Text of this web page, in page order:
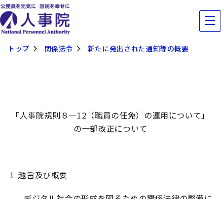
トップ 関係法令 新たに発出された通知等の概要
「人事院規則８―12（職員の任免）の運用について」
の一部改正について
１ 趣旨及び概要